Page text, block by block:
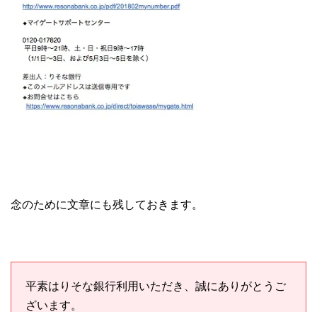
念のために文章にも残しておきます。
平素はりそな銀行利用いただき、誠にありがとうご
ざいます。